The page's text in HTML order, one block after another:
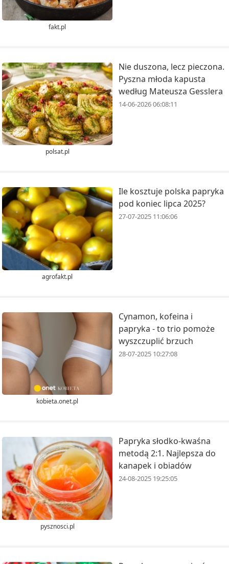
fakt.pl
polsat.pl
Nie duszona, lecz pieczona.
Pyszna młoda kapusta
według Mateusza Gesslera
14-06-2026 06:08:11
agrofakt.pl
Ile kosztuje polska papryka
pod koniec lipca 2025?
27-07-2025 11:06:06
kobieta.onet.pl
Cynamon, kofeina i
papryka - to trio pomoże
wyszczuplić brzuch
28-07-2025 10:27:08
pysznosci.pl
Papryka słodko-kwaśna
metodą 2:1. Najlepsza do
kanapek i obiadów
24-08-2025 19:25:05